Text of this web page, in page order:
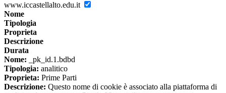
www.iccastellalto.edu.it
Nome
Tipologia
Proprieta
Descrizione
Durata
Nome: _pk_id.1.bdbd
Tipologia: analitico
Proprieta: Prime Parti
Descrizione: Questo nome di cookie è associato alla piattaforma di